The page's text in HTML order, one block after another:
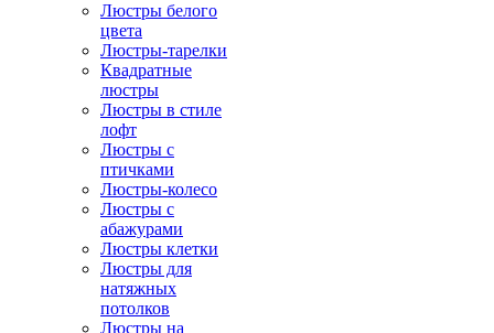
Люстры белого
цвета
Люстры-тарелки
Квадратные
люстры
Люстры в стиле
лофт
Люстры с
птичками
Люстры-колесо
Люстры с
абажурами
Люстры клетки
Люстры для
натяжных
потолков
Люстры на